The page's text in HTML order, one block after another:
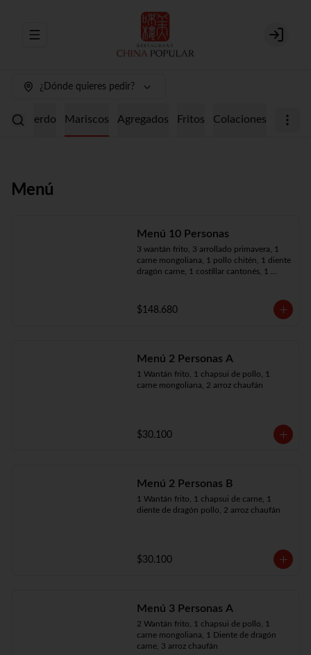
Abrir menu de navegación Login
¿Dónde quieres pedir?
Cerdo Mariscos Agregados Fritos Colaciones
Menú
Menú 10 Personas
3 wantán frito, 3 arrollado primavera, 1
carne mongoliana, 1 pollo chitén, 1 diente
dragón carne, 1 costillar cantonés, 1
10 arroz chaufán
$148.680
Menú 2 Personas A
1 Wantán frito, 1 chapsui de pollo, 1
carne mongoliana, 2 arroz chaufán
$30.100
Menú 2 Personas B
1 Wantán frito, 1 chapsui de carne, 1
diente de dragón pollo, 2 arroz chaufán
$30.100
Menú 3 Personas A
2 Wantán frito, 1 chapsui de pollo, 1
carne mongoliana, 1 Diente de dragón
carne, 3 arroz chaufán